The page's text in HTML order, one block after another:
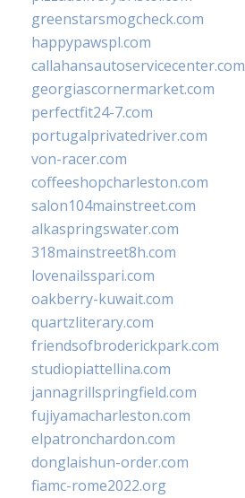
greenstarsmogcheck.com
happypawspl.com
callahansautoservicecenter.com
georgiascornermarket.com
perfectfit24-7.com
portugalprivatedriver.com
von-racer.com
coffeeshopcharleston.com
salon104mainstreet.com
alkaspringswater.com
318mainstreet8h.com
lovenailsspari.com
oakberry-kuwait.com
quartzliterary.com
friendsofbroderickpark.com
studiopiattellina.com
jannagrillspringfield.com
fujiyamacharleston.com
elpatronchardon.com
donglaishun-order.com
fiamc-rome2022.org